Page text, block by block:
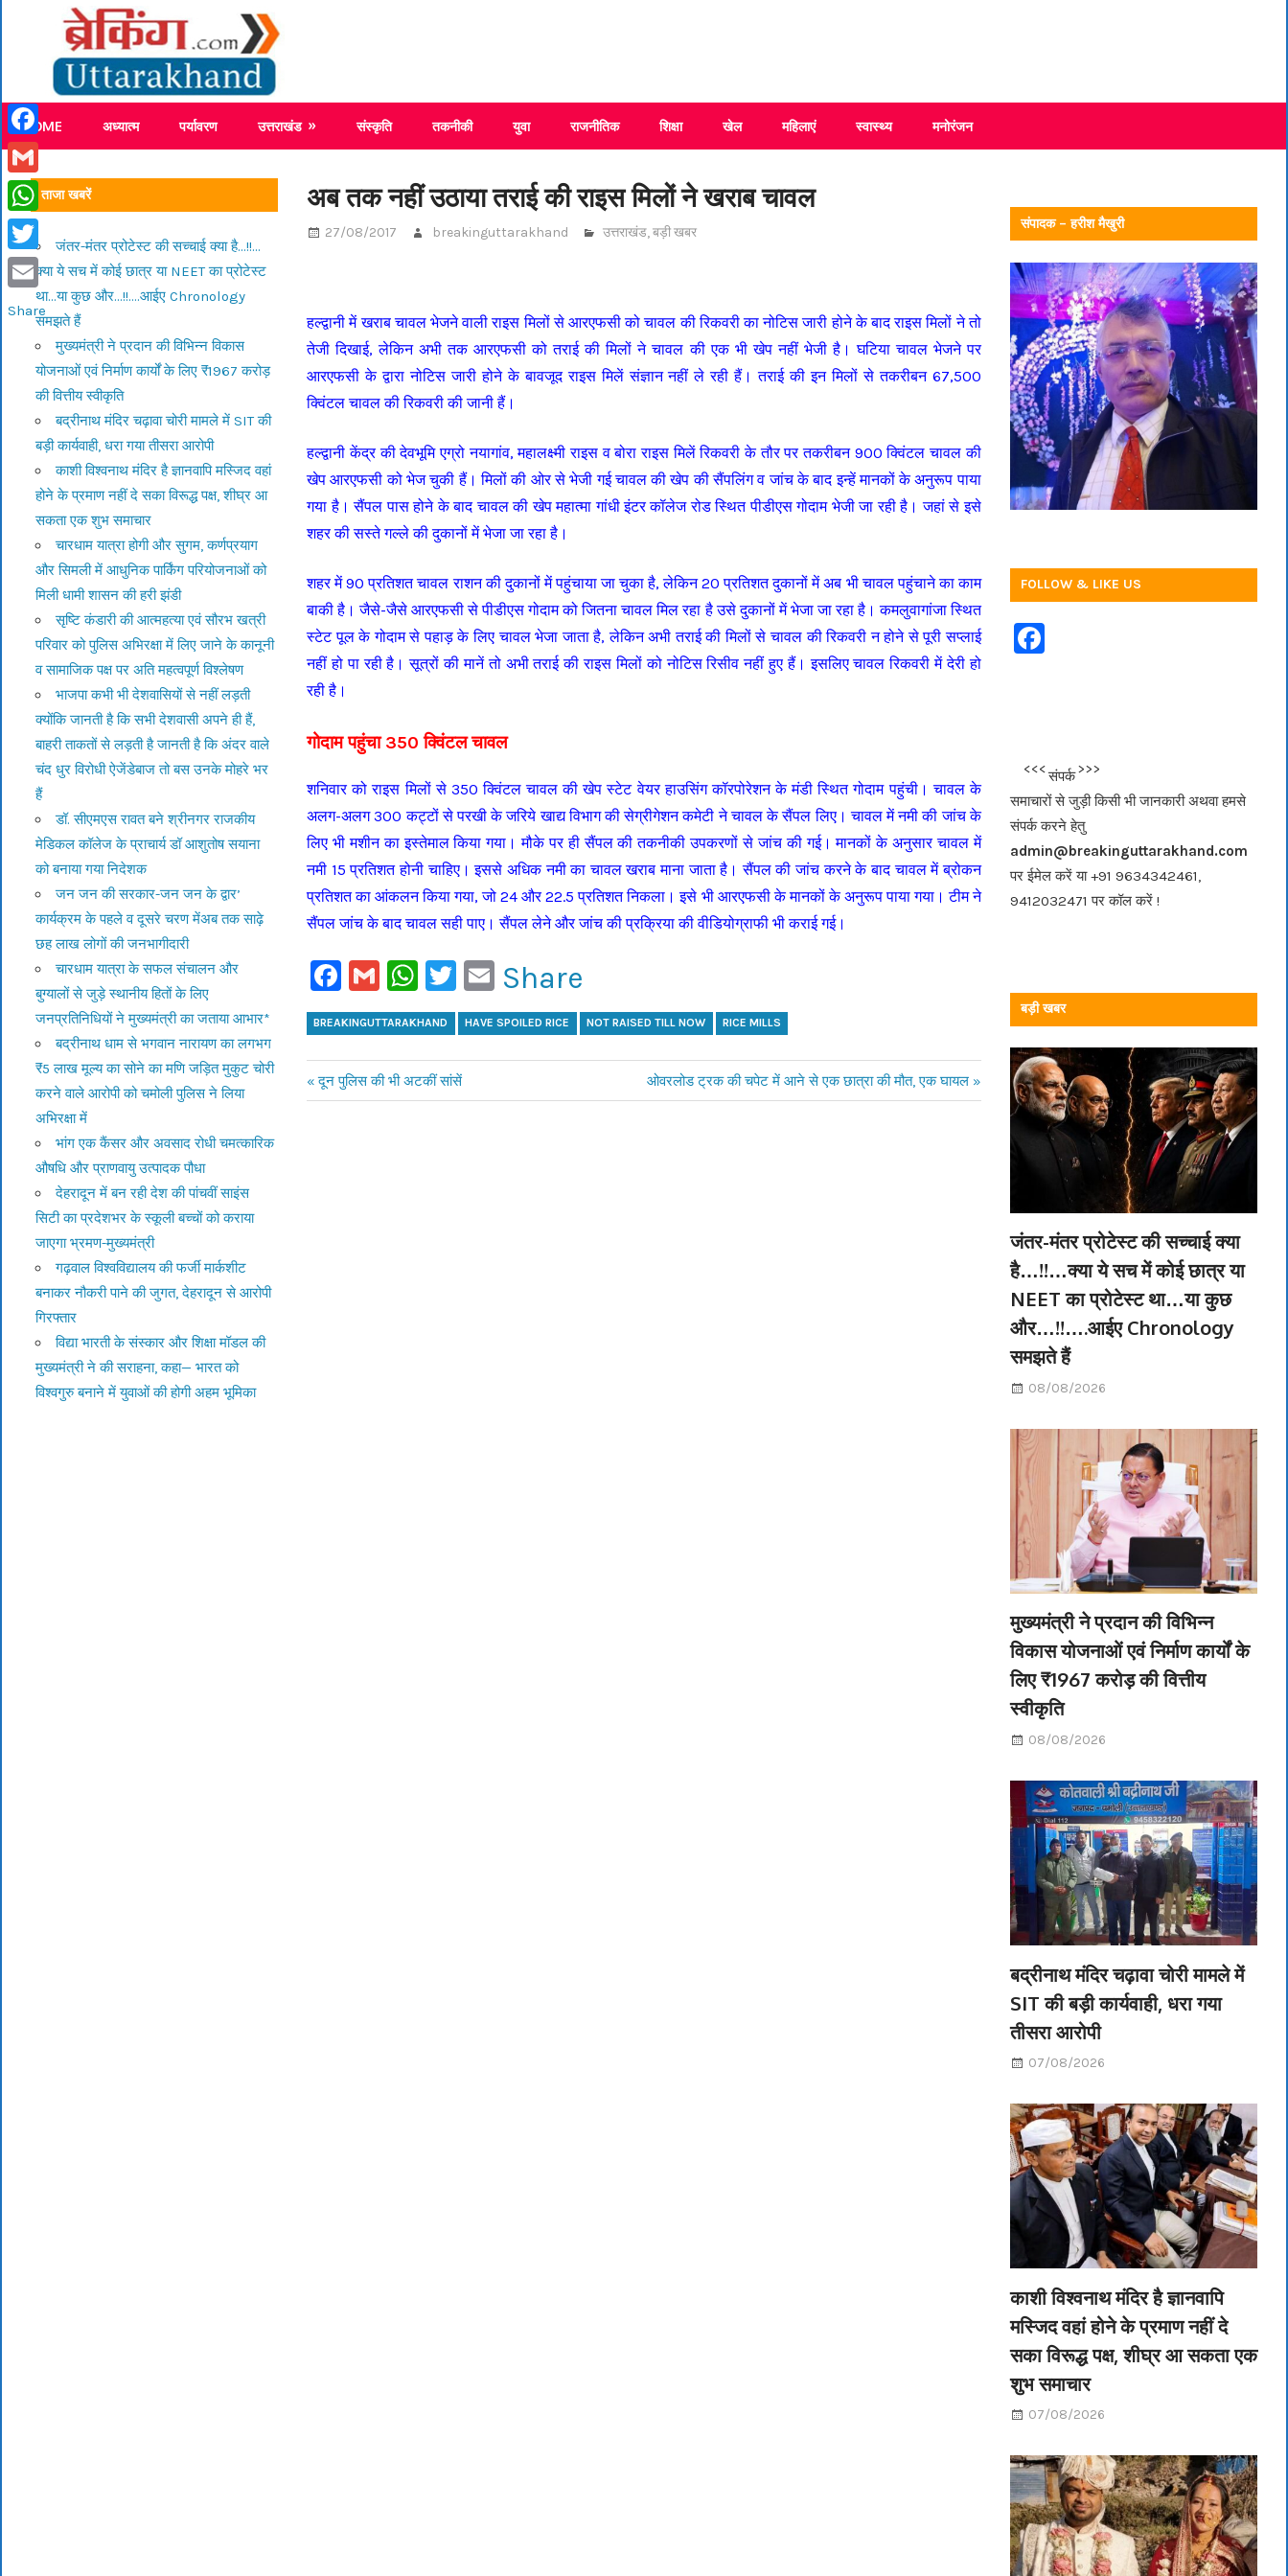
content
Breaking News Uttarakhand
HOME अध्यात्म पर्यावरण उत्तराखंड संस्कृति तकनीकी युवा राजनीतिक शिक्षा खेल महिलाएं स्वास्थ्य मनोरंजन
अब तक नहीं उठाया तराई की राइस मिलों ने खराब चावल
27/08/2017 breakinguttarakhand उत्तराखंड,बड़ी खबर
हल्द्वानी में खराब चावल भेजने वाली राइस मिलों से आरएफसी को चावल की रिकवरी का नोटिस जारी होने के बाद राइस मिलों ने तो
तेजी दिखाई, लेकिन अभी तक आरएफसी को तराई की मिलों ने चावल की एक भी खेप नहीं भेजी है। घटिया चावल भेजने पर
आरएफसी के द्वारा नोटिस जारी होने के बावजूद राइस मिलें संज्ञान नहीं ले रही हैं। तराई की इन मिलों से तकरीबन 67,500
क्विंटल चावल की रिकवरी की जानी हैं।
हल्द्वानी केंद्र की देवभूमि एग्रो नयागांव, महालक्ष्मी राइस व बोरा राइस मिलें रिकवरी के तौर पर तकरीबन 900 क्विंटल चावल की
खेप आरएफसी को भेज चुकी हैं। मिलों की ओर से भेजी गई चावल की खेप की सैंपलिंग व जांच के बाद इन्हें मानकों के अनुरूप पाया
गया है। सैंपल पास होने के बाद चावल की खेप महात्मा गांधी इंटर कॉलेज रोड स्थित पीडीएस गोदाम भेजी जा रही है। जहां से इसे
शहर की सस्ते गल्ले की दुकानों में भेजा जा रहा है।
शहर में 90 प्रतिशत चावल राशन की दुकानों में पहुंचाया जा चुका है, लेकिन 20 प्रतिशत दुकानों में अब भी चावल पहुंचाने का काम
बाकी है। जैसे-जैसे आरएफसी से पीडीएस गोदाम को जितना चावल मिल रहा है उसे दुकानों में भेजा जा रहा है। कमलुवागांजा स्थित
स्टेट पूल के गोदाम से पहाड़ के लिए चावल भेजा जाता है, लेकिन अभी तराई की मिलों से चावल की रिकवरी न होने से पूरी सप्लाई
नहीं हो पा रही है। सूत्रों की मानें तो अभी तराई की राइस मिलों को नोटिस रिसीव नहीं हुए हैं। इसलिए चावल रिकवरी में देरी हो
रही है।
गोदाम पहुंचा 350 क्विंटल चावल
शनिवार को राइस मिलों से 350 क्विंटल चावल की खेप स्टेट वेयर हाउसिंग कॉरपोरेशन के मंडी स्थित गोदाम पहुंची। चावल के
अलग-अलग 300 कट्टों से परखी के जरिये खाद्य विभाग की सेग्रीगेशन कमेटी ने चावल के सैंपल लिए। चावल में नमी की जांच के
लिए भी मशीन का इस्तेमाल किया गया। मौके पर ही सैंपल की तकनीकी उपकरणों से जांच की गई। मानकों के अनुसार चावल में
नमी 15 प्रतिशत होनी चाहिए। इससे अधिक नमी का चावल खराब माना जाता है। सैंपल की जांच करने के बाद चावल में ब्रोकन
प्रतिशत का आंकलन किया गया, जो 24 और 22.5 प्रतिशत निकला। इसे भी आरएफसी के मानकों के अनुरूप पाया गया। टीम ने
सैंपल जांच के बाद चावल सही पाए। सैंपल लेने और जांच की प्रक्रिया की वीडियोग्राफी भी कराई गई।
Facebook
GmailWhatsApp
Twitter
Email
Share
BREAKINGUTTARAKHAND HAVE SPOILED RICE NOT RAISED TILL NOW RICE MILLS
Post
Previous
Post:
दून पुलिस की भी अटकीं सांसें
Next
Post:
ओवरलोड ट्रक की चपेट में आने से एक छात्रा की मौत, एक घायल
ताजा खबरें
जंतर-मंतर प्रोटेस्ट की सच्चाई क्या है…!!…
क्या ये सच में कोई छात्र या NEET का प्रोटेस्ट
था…या कुछ और…!!….आईए Chronology
समझते हैं
मुख्यमंत्री ने प्रदान की विभिन्न विकास
योजनाओं एवं निर्माण कार्यों के लिए ₹1967 करोड़
की वित्तीय स्वीकृति
बद्रीनाथ मंदिर चढ़ावा चोरी मामले में SIT की
बड़ी कार्यवाही, धरा गया तीसरा आरोपी
काशी विश्वनाथ मंदिर है ज्ञानवापि मस्जिद वहां
होने के प्रमाण नहीं दे सका विरूद्ध पक्ष, शीघ्र आ
सकता एक शुभ समाचार
चारधाम यात्रा होगी और सुगम, कर्णप्रयाग
और सिमली में आधुनिक पार्किंग परियोजनाओं को
मिली धामी शासन की हरी झंडी
सृष्टि कंडारी की आत्महत्या एवं सौरभ खत्री
परिवार को पुलिस अभिरक्षा में लिए जाने के कानूनी
व सामाजिक पक्ष पर अति महत्वपूर्ण विश्लेषण
भाजपा कभी भी देशवासियों से नहीं लड़ती
क्योंकि जानती है कि सभी देशवासी अपने ही हैं,
बाहरी ताकतों से लड़ती है जानती है कि अंदर वाले
चंद धुर विरोधी ऐजेंडेबाज तो बस उनके मोहरे भर
हैं
डॉ. सीएमएस रावत बने श्रीनगर राजकीय
मेडिकल कॉलेज के प्राचार्य डॉ आशुतोष सयाना
को बनाया गया निदेशक
जन जन की सरकार-जन जन के द्वार’
कार्यक्रम के पहले व दूसरे चरण मेंअब तक साढ़े
छह लाख लोगों की जनभागीदारी
चारधाम यात्रा के सफल संचालन और
बुग्यालों से जुड़े स्थानीय हितों के लिए
जनप्रतिनिधियों ने मुख्यमंत्री का जताया आभार*
बद्रीनाथ धाम से भगवान नारायण का लगभग
₹5 लाख मूल्य का सोने का मणि जड़ित मुकुट चोरी
करने वाले आरोपी को चमोली पुलिस ने लिया
अभिरक्षा में
भांग एक कैंसर और अवसाद रोधी चमत्कारिक
औषधि और प्राणवायु उत्पादक पौधा
देहरादून में बन रही देश की पांचवीं साइंस
सिटी का प्रदेशभर के स्कूली बच्चों को कराया
जाएगा भ्रमण-मुख्यमंत्री
गढ़वाल विश्वविद्यालय की फर्जी मार्कशीट
बनाकर नौकरी पाने की जुगत, देहरादून से आरोपी
गिरफ्तार
विद्या भारती के संस्कार और शिक्षा मॉडल की
मुख्यमंत्री ने की सराहना, कहा— भारत को
विश्वगुरु बनाने में युवाओं की होगी अहम भूमिका
संपादक – हरीश मैखुरी
FOLLOW & LIKE US
F
b
o
o
k
<<<
संपर्क
>>>
समाचारों से जुड़ी किसी भी जानकारी अथवा हमसे
संपर्क करने हेतु
admin@breakinguttarakhand.com
पर ईमेल करें या +91 9634342461,
9412032471 पर कॉल करें !
बड़ी खबर
जंतर-मंतर प्रोटेस्ट की सच्चाई क्या
है…!!…क्या ये सच में कोई छात्र या
NEET का प्रोटेस्ट था…या कुछ
और…!!….आईए Chronology
समझते हैं
08/08/2026
मुख्यमंत्री ने प्रदान की विभिन्न
विकास योजनाओं एवं निर्माण कार्यों के
लिए ₹1967 करोड़ की वित्तीय
स्वीकृति
08/08/2026
बद्रीनाथ मंदिर चढ़ावा चोरी मामले में
SIT की बड़ी कार्यवाही, धरा गया
तीसरा आरोपी
07/08/2026
काशी विश्वनाथ मंदिर है ज्ञानवापि
मस्जिद वहां होने के प्रमाण नहीं दे
सका विरूद्ध पक्ष, शीघ्र आ सकता एक
शुभ समाचार
07/08/2026
Facebook
Gmail
WhatsApp
Twitter
Email
Share